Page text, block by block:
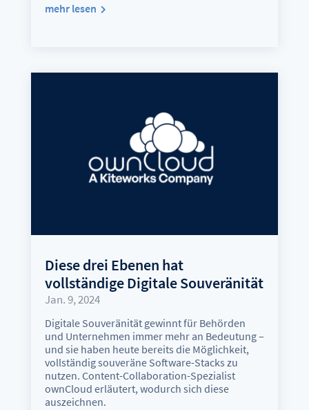
mehr lesen
Diese drei Ebenen hat
vollständige Digitale Souveränität
Jan. 9, 2024
Digitale Souveränität gewinnt für Behörden
und Unternehmen immer mehr an Bedeutung –
und sie haben heute bereits die Möglichkeit,
vollständig souveräne Software-Stacks zu
nutzen. Content-Collaboration-Spezialist
ownCloud erläutert, wodurch sich diese
auszeichnen.